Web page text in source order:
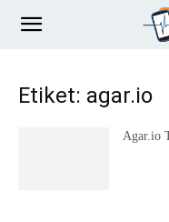
Etiket: agar.io
Agar.io